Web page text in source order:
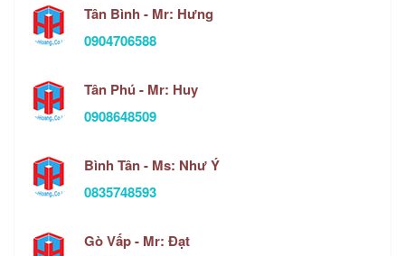
Tân Bình - Mr: Hưng
0904706588
Tân Phú - Mr: Huy
0908648509
Bình Tân - Ms: Như Ý
0835748593
Gò Vấp - Mr: Đạt